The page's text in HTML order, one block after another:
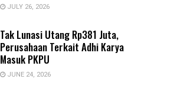
JULY 26, 2026
Tak Lunasi Utang Rp381 Juta,
Perusahaan Terkait Adhi Karya
Masuk PKPU
JUNE 24, 2026